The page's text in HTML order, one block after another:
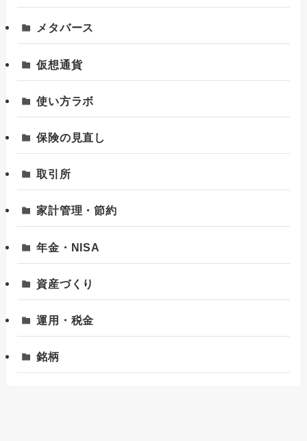
メタバース
仮想通貨
使い方ラボ
保険の見直し
取引所
家計管理・節約
年金・NISA
資産づくり
運用・税金
銘柄